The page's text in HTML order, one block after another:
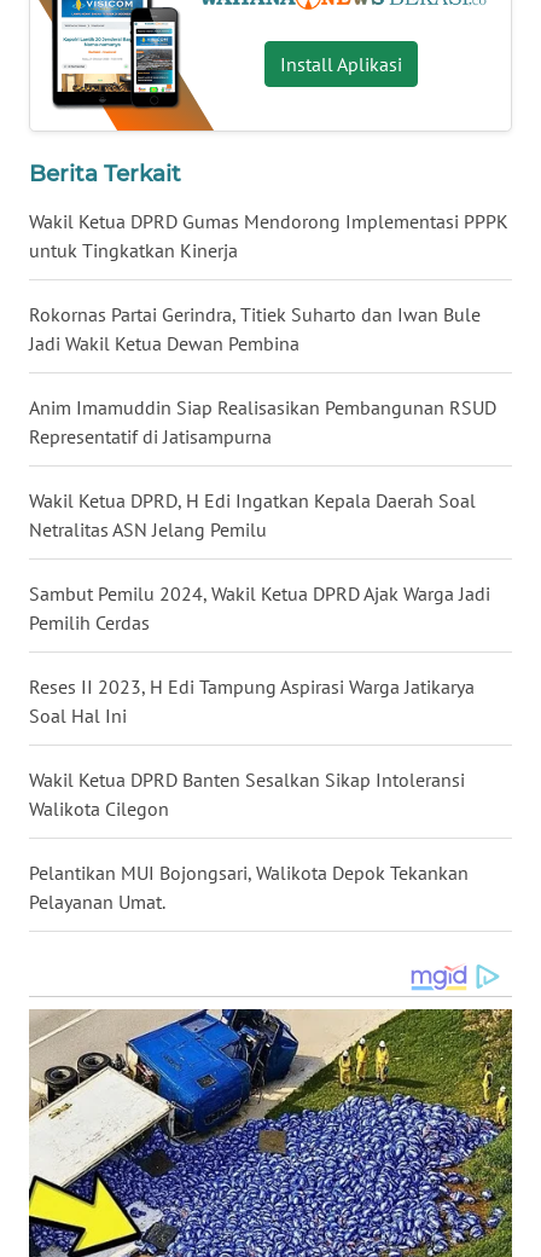
Install Aplikasi
Berita Terkait
Wakil Ketua DPRD Gumas Mendorong Implementasi PPPK
untuk Tingkatkan Kinerja
Rokornas Partai Gerindra, Titiek Suharto dan Iwan Bule
Jadi Wakil Ketua Dewan Pembina
Anim Imamuddin Siap Realisasikan Pembangunan RSUD
Representatif di Jatisampurna
Wakil Ketua DPRD, H Edi Ingatkan Kepala Daerah Soal
Netralitas ASN Jelang Pemilu
Sambut Pemilu 2024, Wakil Ketua DPRD Ajak Warga Jadi
Pemilih Cerdas
Reses II 2023, H Edi Tampung Aspirasi Warga Jatikarya
Soal Hal Ini
Wakil Ketua DPRD Banten Sesalkan Sikap Intoleransi
Walikota Cilegon
Pelantikan MUI Bojongsari, Walikota Depok Tekankan
Pelayanan Umat.
WN
NUSANTARA
JOGJA
WN
BALI
WN
KALBAR
WN
KALTENG
WN
KALTARA
WN
KALSEL
WN
KALTIM
WN
SULSEL
WN
SULUT
WN
MALUKU
WN
MALUT